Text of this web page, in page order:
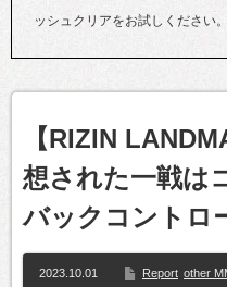
ッシュクリアをお試しください。
【RIZIN
想された一戦は
バックコントロ
2023.10.01 Report other